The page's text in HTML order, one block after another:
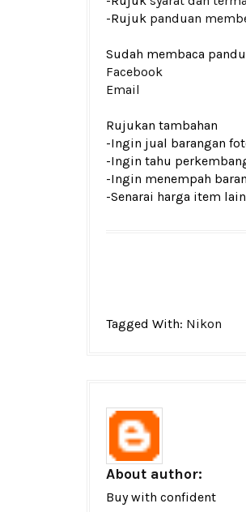
-Rujuk panduan
Sudah membaca
Facebook
Email
Rujukan tambahan
-Ingin jual barangan
-Ingin tahu
-Ingin menempah
-Senarai harga item
Tagged With: Nikon
About author:
Buy with confident